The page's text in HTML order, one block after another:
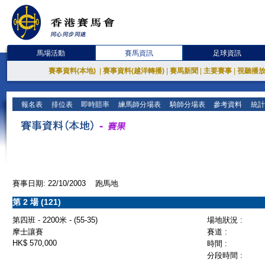
馬場活動 賽馬資訊 足球資訊
賽事資料(本地) 賽事資料(越洋轉播) 賽馬新聞 主要賽事 視聽播
報名表 排位表 即時賠率 練馬師分場表 騎師分場表 參考資料 統
賽事日期: 22/10/2003 跑馬地
第 2 場 (121)
第四班 - 2200米 - (55-35)
場地狀況 :
摩士讓賽
賽道 :
HK$ 570,000
時間 :
分段時間 :